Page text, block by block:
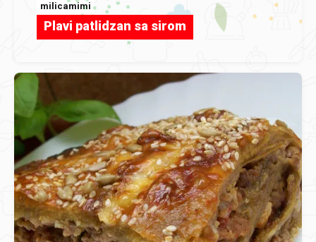
milicamimi
Plavi patlidzan sa sirom